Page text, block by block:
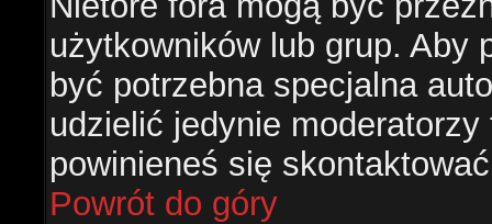
użytkowników lub grup. Aby
być potrzebna specjalna
udzielić jedynie
powinieneś się
Powrót do góry